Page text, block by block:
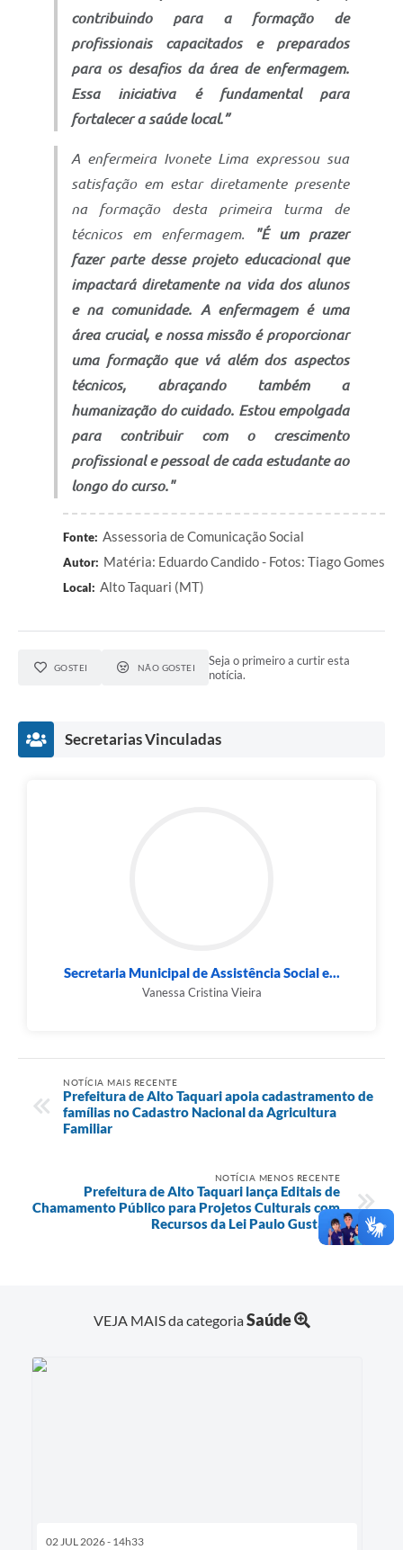
contribuindo para a formação de
profissionais capacitados e preparados
para os desafios da área de enfermagem.
Essa iniciativa é fundamental para
fortalecer a saúde local.”
A enfermeira Ivonete Lima expressou sua
satisfação em estar diretamente presente
na formação desta primeira turma de
técnicos em enfermagem.
"É um prazer
fazer parte desse projeto educacional que
impactará diretamente na vida dos alunos
e na comunidade. A enfermagem é uma
área crucial, e nossa missão é proporcionar
uma formação que vá além dos aspectos
técnicos, abraçando também a
humanização do cuidado. Estou empolgada
para contribuir com o crescimento
profissional e pessoal de cada estudante ao
longo do curso."
Fonte: Assessoria de Comunicação Social
Autor: Matéria: Eduardo Candido - Fotos: Tiago Gomes
Local: Alto Taquari (MT)
GOSTEI NÃO GOSTEI
Seja o primeiro a curtir esta
notícia.
Secretarias Vinculadas
Secretaria Municipal de Assistência Social e...
Vanessa Cristina Vieira
NOTÍCIA MAIS RECENTE
Prefeitura de Alto Taquari apoia cadastramento de
famílias no Cadastro Nacional da Agricultura
Familiar
NOTÍCIA MENOS RECENTE
Prefeitura de Alto Taquari lança Editais de
Chamamento Público para Projetos Culturais com
Recursos da Lei Paulo Gustavo
VEJA MAIS da categoriaSaúde
02 JUL 2026 - 14h33